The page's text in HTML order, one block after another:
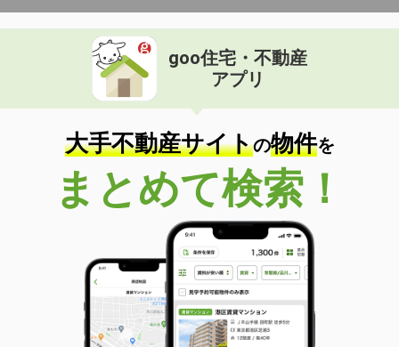
goo住宅・不動産
アプリ
大手不動産サイトの物件を
まとめて検索！